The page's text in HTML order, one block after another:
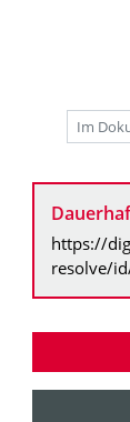
https://
resolve/